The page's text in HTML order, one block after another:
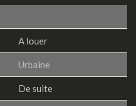
A louer
Urbaine
De suite